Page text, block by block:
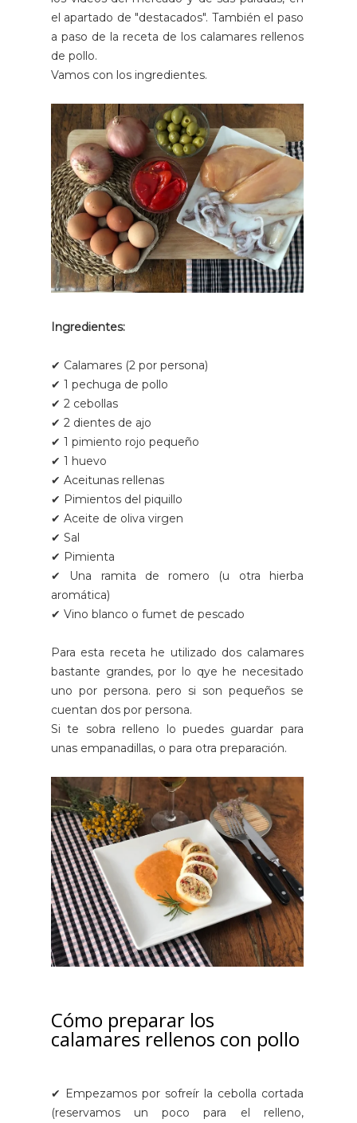
el apartado de "destacados". También el paso
a paso de la receta de los calamares rellenos
de pollo.
Vamos con los ingredientes.
Ingredientes:
✔ Calamares (2 por persona)
✔ 1 pechuga de pollo
✔ 2 cebollas
✔ 2 dientes de ajo
✔ 1 pimiento rojo pequeño
✔ 1 huevo
✔ Aceitunas rellenas
✔ Pimientos del piquillo
✔ Aceite de oliva virgen
✔ Sal
✔ Pimienta
✔ Una ramita de romero (u otra hierba
aromática)
✔ Vino blanco o fumet de pescado
Para esta receta he utilizado dos calamares
bastante grandes, por lo qye he necesitado
uno por persona. pero si son pequeños se
cuentan dos por persona.
Si te sobra relleno lo puedes guardar para
unas empanadillas, o para otra preparación.
Cómo preparar los
calamares rellenos con pollo
✔ Empezamos por sofreír la cebolla cortada
(reservamos un poco para el relleno,